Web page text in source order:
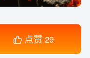
点赞 29